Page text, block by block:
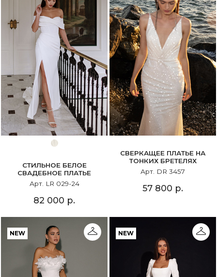
СТИЛЬНОЕ БЕЛОЕ
СВАДЕБНОЕ ПЛАТЬЕ
Арт. LR 029-24
82 000 р.
СВЕРКАЩЕЕ ПЛАТЬЕ НА
ТОНКИХ БРЕТЕЛЯХ
Арт. DR 3457
57 800 р.
NEW NEW